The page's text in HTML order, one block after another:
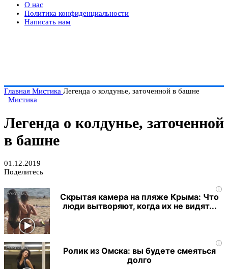
О нас
Политика конфиденциальности
Написать нам
Главная Мистика Легенда о колдунье, заточенной в башне
Мистика
Легенда о колдунье, заточенной
в башне
01.12.2019
Поделитесь
i
Скрытая камера на пляже Крыма: Что
люди вытворяют, когда их не видят...
i
Ролик из Омска: вы будете смеяться
долго